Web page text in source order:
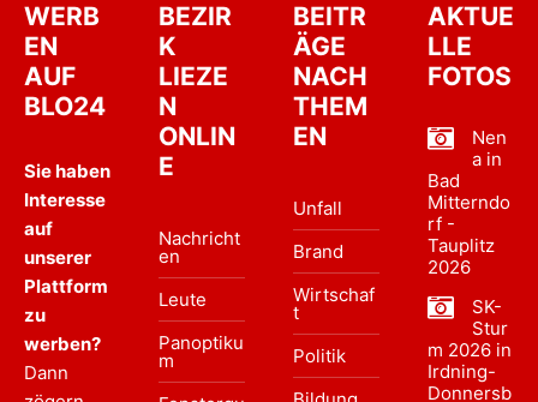
WERB
EN
AUF
BLO24
Sie haben
Interesse
auf
unserer
Plattform
zu
werben?
Dann
BEZIR
K
LIEZE
N
ONLIN
E
Nachricht
en
Leute
Panoptiku
m
BEITR
ÄGE
NACH
THEM
EN
Unfall
Brand
Wirtschaf
t
Politik
AKTUE
LLE
FOTOS
Nen
a in
Bad
Mitterndo
rf -
Tauplitz
2026
SK-
Stur
m 2026 in
Irdning-
Donnersb